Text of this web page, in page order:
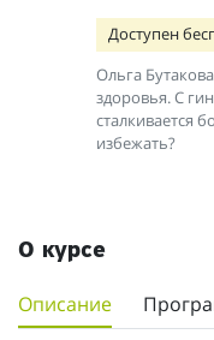
Доступен
Ольга
здоровья. С
сталкивается
избежать?
О курсе
Описание